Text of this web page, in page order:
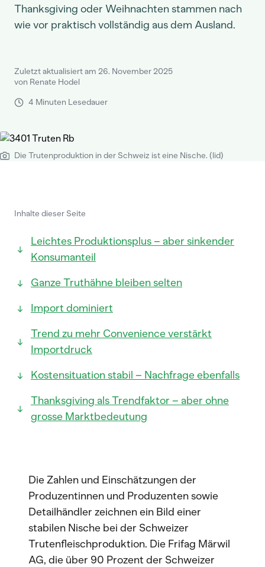
Thanksgiving oder Weihnachten stammen nach
wie vor praktisch vollständig aus dem Ausland.
Zuletzt aktualisiert am 26. November 2025
von Renate Hodel
4 Minuten Lesedauer
Die Trutenproduktion in der Schweiz ist eine Nische. (lid)
Inhalte dieser Seite
Leichtes Produktionsplus – aber sinkender
Konsumanteil
Ganze Truthähne bleiben selten
Import dominiert
Trend zu mehr Convenience verstärkt
Importdruck
Kostensituation stabil – Nachfrage ebenfalls
Thanksgiving als Trendfaktor – aber ohne
grosse Marktbedeutung
Die Zahlen und Einschätzungen der
Produzentinnen und Produzenten sowie
Detailhändler zeichnen ein Bild einer
stabilen Nische bei der Schweizer
Trutenfleischproduktion. Die Frifag Märwil
AG, die über 90 Prozent der Schweizer